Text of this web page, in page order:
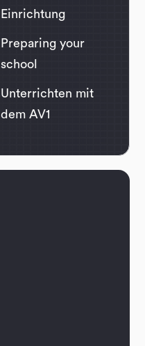
Einrichtung
Preparing your
school
Unterrichten mit
dem AV1